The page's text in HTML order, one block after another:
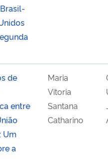
de
entre
Um
a
Maria
Vitoria
Santana
Catharino